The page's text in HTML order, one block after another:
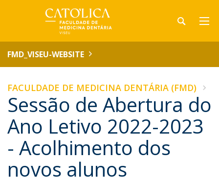
FMD_VISEU-WEBSITE
FACULDADE DE MEDICINA DENTÁRIA (FMD)
Sessão de Abertura do
Ano Letivo 2022-2023
- Acolhimento dos
novos alunos